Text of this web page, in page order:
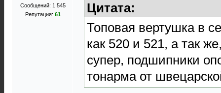
Сообщений: 1 545
Репутация: 61
Цитата:
Топовая вертушка в
как 520 и 521, а так
супер, подшипники
тонарма от